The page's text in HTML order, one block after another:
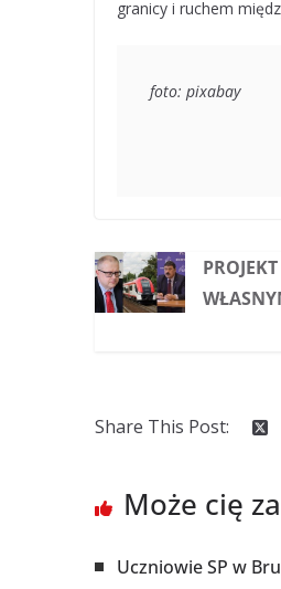
granicy i ruchem
foto: pixabay
Share This Post:
Może cię
Uczniowie SP w